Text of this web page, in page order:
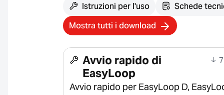
Istruzioni per l'uso
Schede
Mostra tutti i download
Avvio rapido di
EasyLoop
Avvio rapido per EasyLoop D,